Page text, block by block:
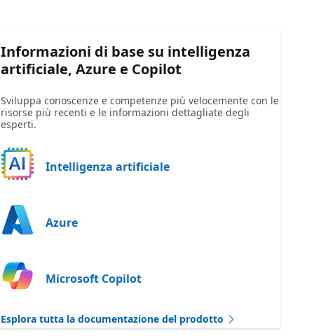
Informazioni di base su intelligenza
artificiale, Azure e Copilot
Sviluppa conoscenze e competenze più velocemente con le
risorse più recenti e le informazioni dettagliate degli
esperti.
Intelligenza artificiale
Azure
Microsoft Copilot
Esplora tutta la documentazione del prodotto